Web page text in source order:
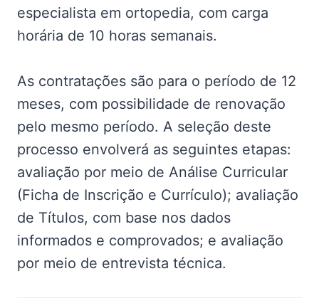
especialista em ortopedia, com carga
horária de 10 horas semanais.
As contratações são para o período de 12
meses, com possibilidade de renovação
pelo mesmo período. A seleção deste
processo envolverá as seguintes etapas:
avaliação por meio de Análise Curricular
(Ficha de Inscrição e Currículo); avaliação
de Títulos, com base nos dados
informados e comprovados; e avaliação
por meio de entrevista técnica.